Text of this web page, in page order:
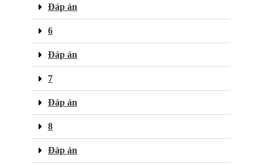
Đáp án
6
Đáp án
7
Đáp án
8
Đáp án